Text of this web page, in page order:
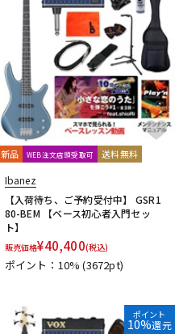
新品 WEB注文店頭受取可 送料無料
Ibanez
【入荷待ち、ご予約受付中】 GSR1
80-BEM 【ベース初心者入門セッ
ト】
販売価格¥40,400(税込)
ポイント：10%(3672pt)
ポイント
10%還元